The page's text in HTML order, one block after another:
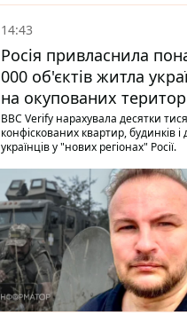
14:43
Росія привласнила
000 об'єктів житла
на окупованих
розслідування BBC
BBC Verify нарахувала десятки
конфіскованих квартир, будинків і
українців у "нових регіонах" Росії.